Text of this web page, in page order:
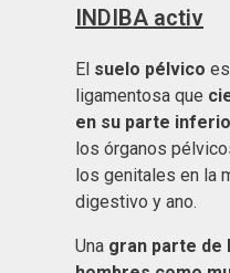
INDIBA activ
El suelo pélvico
ligamentosa que
en su parte
los órganos
los genitales en la
digestivo y ano.
Una gran parte de